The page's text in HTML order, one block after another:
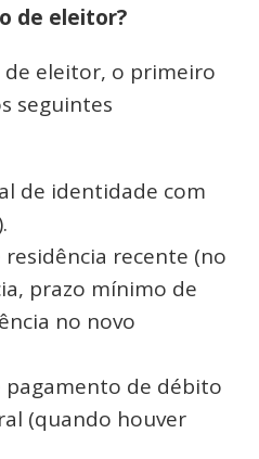
de eleitor?
eleitor, o primeiro
seguintes
de identidade com
recente (no
prazo mínimo de
no novo
pagamento de débito
(quando houver